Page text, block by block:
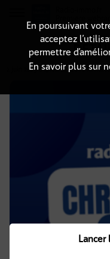
2 juin 2025à 4h02, durée : 2
En poursuivant
acceptez
permettre
En savoir plus sur
Lancer